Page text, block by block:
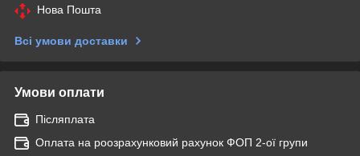
Нова Пошта
Всі умови доставки
Умови оплати
Післяплата
Оплата на роозрахунковий рахунок ФОП 2-ої групи